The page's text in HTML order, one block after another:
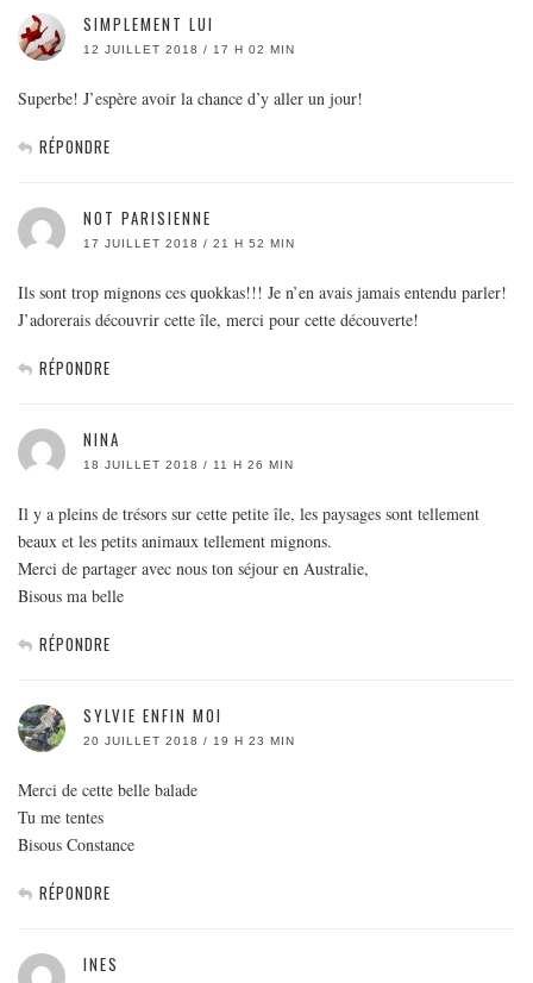
SIMPLEMENT LUI
12 JUILLET 2018 / 17 H 02 MIN
Superbe! J’espère avoir la chance d’y aller un jour!
RÉPONDRE
NOT PARISIENNE
17 JUILLET 2018 / 21 H 52 MIN
Ils sont trop mignons ces quokkas!!! Je n’en avais jamais entendu parler!
J’adorerais découvrir cette île, merci pour cette découverte!
RÉPONDRE
NINA
18 JUILLET 2018 / 11 H 26 MIN
Il y a pleins de trésors sur cette petite île, les paysages sont tellement
beaux et les petits animaux tellement mignons.
Merci de partager avec nous ton séjour en Australie,
Bisous ma belle
RÉPONDRE
SYLVIE ENFIN MOI
20 JUILLET 2018 / 19 H 23 MIN
Merci de cette belle balade
Tu me tentes
Bisous Constance
RÉPONDRE
INES